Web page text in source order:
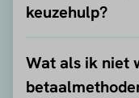
keuzehulp?
Wat als ik niet